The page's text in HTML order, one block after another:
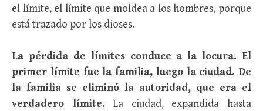
el límite, el límite que moldea a los hombres, porque
está trazado por los dioses.
La pérdida de límites conduce a la locura. El
primer límite fue la familia, luego la ciudad. De
la familia se eliminó la autoridad, que era el
verdadero límite. La ciudad, expandida hasta